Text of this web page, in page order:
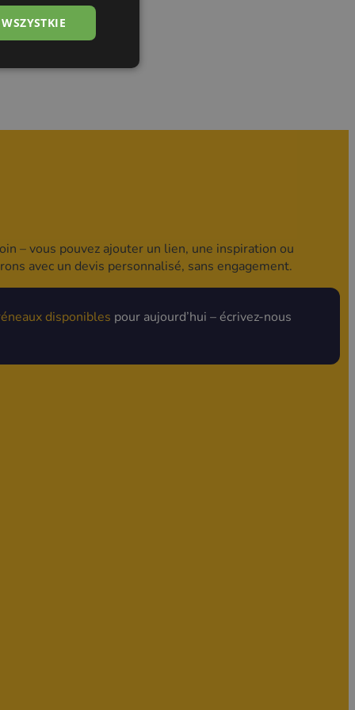
– vous pouvez ajouter un lien, une inspiration ou
avec un devis personnalisé, sans engagement.
disponibles pour aujourd’hui – écrivez-nous